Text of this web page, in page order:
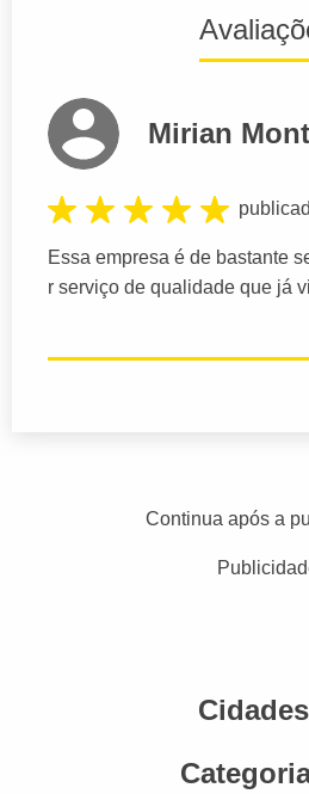
Mirian
Essa empresa é de bastante
r serviço de qualidade que já
Continua após a
Cidades